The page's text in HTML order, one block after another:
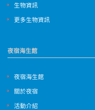
生物資訊
更多生物資訊
夜宿海生館
夜宿海生館
關於夜宿
活動介紹